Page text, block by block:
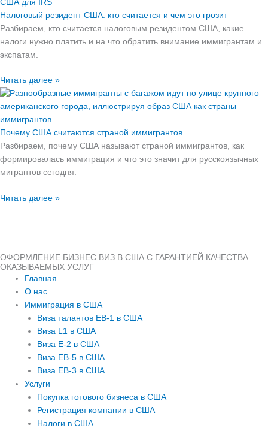
Налоговый резидент США: кто считается и чем это грозит
Разбираем, кто считается налоговым резидентом США, какие
налоги нужно платить и на что обратить внимание иммигрантам и
экспатам.
Читать далее »
Почему США считаются страной иммигрантов
Разбираем, почему США называют страной иммигрантов, как
формировалась иммиграция и что это значит для русскоязычных
мигрантов сегодня.
Читать далее »
ОФОРМЛЕНИЕ БИЗНЕС ВИЗ В США С ГАРАНТИЕЙ КАЧЕСТВА
ОКАЗЫВАЕМЫХ УСЛУГ
Главная
О нас
Иммиграция в США
Виза талантов EB-1 в США
Виза L1 в США
Виза E-2 в США
Виза EB-5 в США
Виза EB-3 в США
Услуги
Покупка готового бизнеса в США
Регистрация компании в США
Налоги в США